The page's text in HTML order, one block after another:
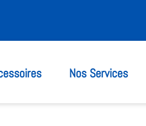
Nos Services